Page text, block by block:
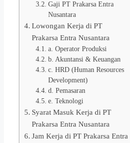
Gaji PT Prakarsa Entra
Nusantara
Lowongan Kerja di PT
Prakarsa Entra Nusantara
a. Operator Produksi
b. Akuntansi & Keuangan
c. HRD (Human Resources
Development)
d. Pemasaran
e. Teknologi
Syarat Masuk Kerja di PT
Prakarsa Entra Nusantara
Jam Kerja di PT Prakarsa Entra